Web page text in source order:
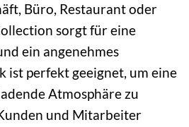
Büro, Restaurant oder
sorgt für eine
ein angenehmes
ist perfekt geeignet, um eine
Atmosphäre zu
und Mitarbeiter